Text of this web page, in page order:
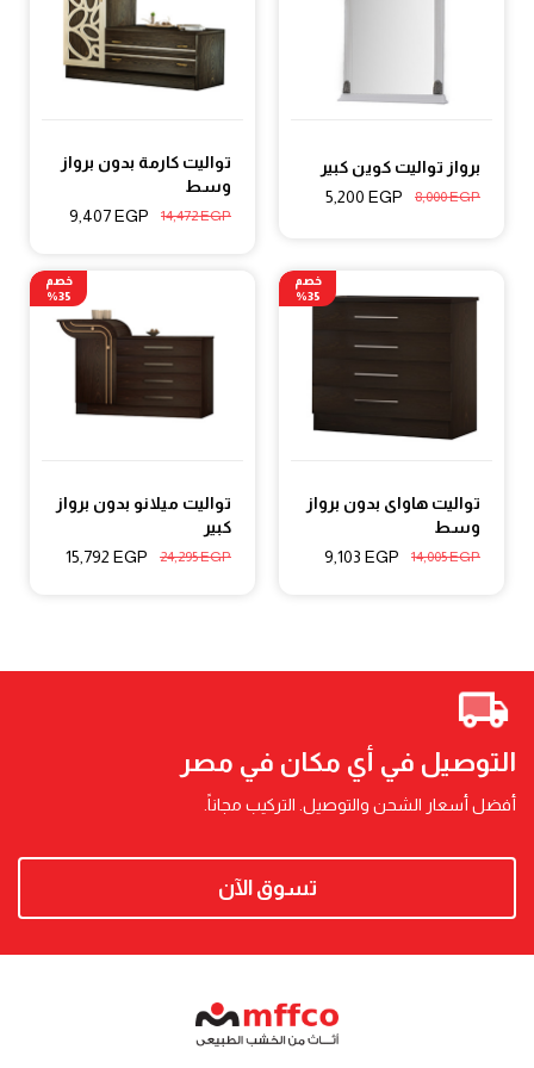
برواز تواليت كوين كبير
8,000EGP
5,200 EGP
تواليت كارمة بدون برواز
وسط
14,472EGP
9,407EGP
تواليت هاواى بدون برواز
وسط
14,005EGP
9,103 EGP
خصم
35%
تواليت ميلانو بدون برواز
كبير
24,295EGP
15,792 EGP
خصم
35%
التوصيل في أي مكان في مصر
أفضل أسعار الشحن والتوصيل. التركيب مجاناً.
تسوق الآن